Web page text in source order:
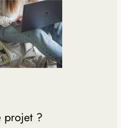
projet ?